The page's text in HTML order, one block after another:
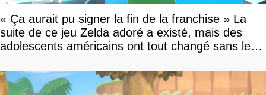
« Ça aurait pu signer la fin de la franchise » La
suite de ce jeu Zelda adoré a existé, mais des
adolescents américains ont tout changé sans le